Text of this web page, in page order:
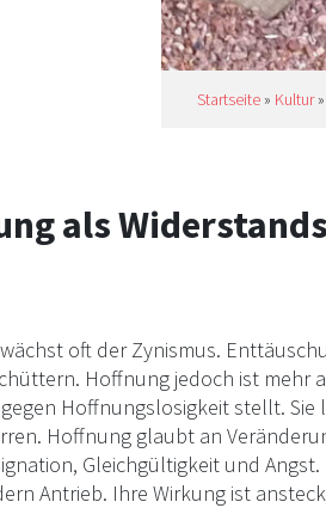
Startseite » Kultur»
als
oft der Zynismus.
Hoffnung jedoch ist mehr
Hoffnungslosigkeit stellt.
Hoffnung glaubt an
Gleichgültigkeit und
Antrieb. Ihre Wirkung ist